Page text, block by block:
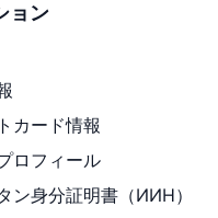
ョン
カード情報
ロフィール
ン身分証明書（ИИН）